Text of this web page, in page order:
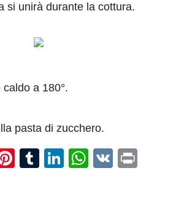
si unirà durante la cottura.
a 180°.
pasta di zucchero.
Pinterest
Tumblr
LinkedIn
VK